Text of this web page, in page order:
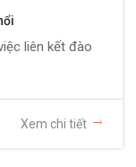
liên kết đào
Xem chi tiết